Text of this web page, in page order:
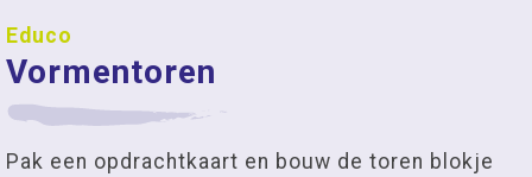
Educo
Vormentoren
Pak een opdrachtkaart en bouw de toren blokje